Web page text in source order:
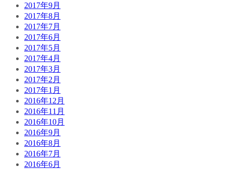
2017年9月
2017年8月
2017年7月
2017年6月
2017年5月
2017年4月
2017年3月
2017年2月
2017年1月
2016年12月
2016年11月
2016年10月
2016年9月
2016年8月
2016年7月
2016年6月